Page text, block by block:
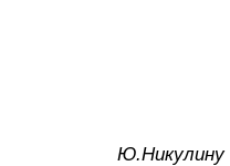
Ю.Никулину